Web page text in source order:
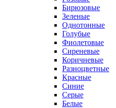
Бирюзовые
Зеленые
Однотонные
Голубые
Фиолетовые
Сиреневые
Коричневые
Разноцветные
Красные
Синие
Серые
Белые